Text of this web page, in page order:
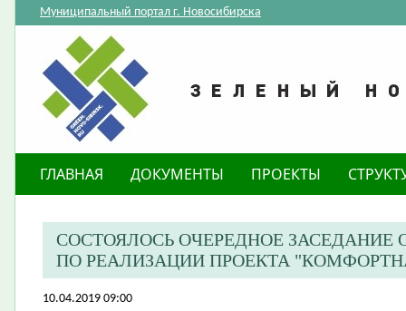
Муниципальный портал г. Новосибирска
ГЛАВНАЯ ДОКУМЕНТЫ ПРОЕКТЫ
СОСТОЯЛОСЬ ОЧЕРЕДНОЕ
ПО РЕАЛИЗАЦИИ ПРОЕКТА
10.04.2019 09:00